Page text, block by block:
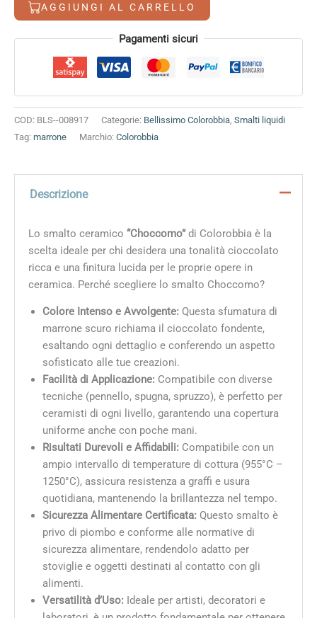
AGGIUNGI AL CARRELLO
Alternative: Pagamenti sicuri
COD: BLS--008917 Categorie: Bellissimo Colorobbia, Smalti liquidi
Tag: marrone Marchio: Colorobbia
Descrizione
Lo smalto ceramico “Choccomo”di Colorobbia è la
scelta ideale per chi desidera una tonalità cioccolato
ricca e una finitura lucida per le proprie opere in
ceramica. Perché scegliere lo smalto Choccomo?
Colore Intenso e Avvolgente: Questa sfumatura di
marrone scuro richiama il cioccolato fondente,
esaltando ogni dettaglio e conferendo un aspetto
sofisticato alle tue creazioni.
Facilità di Applicazione: Compatibile con diverse
tecniche (pennello, spugna, spruzzo), è perfetto per
ceramisti di ogni livello, garantendo una copertura
uniforme anche con poche mani.
Risultati Durevoli e Affidabili: Compatibile con un
ampio intervallo di temperature di cottura (955°C –
1250°C), assicura resistenza a graffi e usura
quotidiana, mantenendo la brillantezza nel tempo.
Sicurezza Alimentare Certificata: Questo smalto è
privo di piombo e conforme alle normative di
sicurezza alimentare, rendendolo adatto per
stoviglie e oggetti destinati al contatto con gli
alimenti.
Versatilità d’Uso: Ideale per artisti, decoratori e